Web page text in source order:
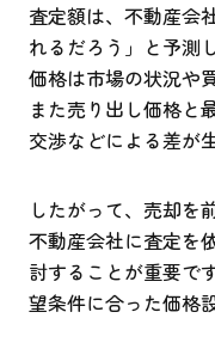
査定額は、不動産会
れるだろう」と予測
価格は市場の状況や
また売り出し価格と
交渉などによる差が
したがって、売却を
不動産会社に査定を
討することが重要で
望条件に合った価格